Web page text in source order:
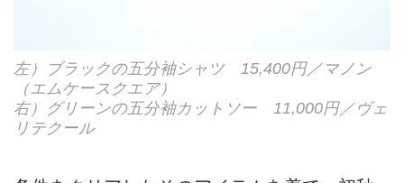
左）ブラックの五分袖シャツ 15,400円／マノン
（エムケースクエア）
右）グリーンの五分袖カットソー 11,000円／ヴェ
リテクール